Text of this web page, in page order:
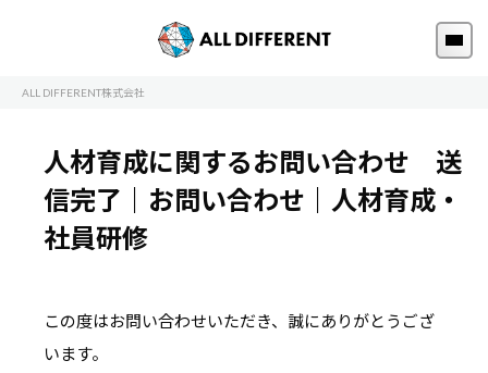
ALL DIFFERENT株式会社
人材育成に関するお問い合わせ 送
信完了｜お問い合わせ｜人材育成・
社員研修
この度はお問い合わせいただき、誠にありがとうござ
います。